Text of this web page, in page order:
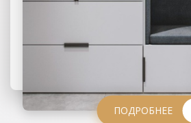
ПОДРОБНЕЕ